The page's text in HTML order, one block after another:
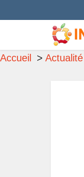
Accueil Actualité